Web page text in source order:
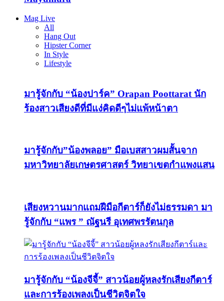
Mag Live
All
Hang Out
Hipster Corner
In Style
Lifestyle
มารู้จักกับ “น้องปาร์ค” Orapan Poottarat นัก
ร้องสาวเสียงดีที่มีแง่คิดดีๆไม่แพ้หน้าตา
มารู้จักกับ”น้องพลอย” มือเบสสาวผมสั้นจาก
มหาวิทยาลัยเกษตรศาสตร์ วิทยาเขตกำแพงแสน
เสียงหวานมากแถมฝีมือกีตาร์ก็ยังไม่ธรรมดา มา
รู้จักกับ “แพร ” ณัฐนรี อุเทศพรรัตนกุล
มารู้จักกับ “น้องจีจี้” สาวน้อยผู้หลงรักเสียงกีตาร์
และการร้องเพลงเป็นชีวิตจิตใจ